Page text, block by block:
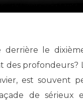
profondeurs?
est souvent
de sérieux